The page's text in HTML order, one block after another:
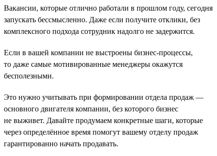
Вакансии, которые отлично работали в прошлом году, сегодня
запускать бессмысленно. Даже если получите отклики, без
комплексного подхода сотрудник надолго не задержится.
Если в вашей компании не выстроены бизнес-процессы,
то даже самые мотивированные менеджеры окажутся
бесполезными.
Это нужно учитывать при формировании отдела продаж —
основного двигателя компании, без которого бизнес
не выживет. Давайте продумаем конкретные шаги, которые
через определённое время помогут вашему отделу продаж
гарантированно начать продавать.